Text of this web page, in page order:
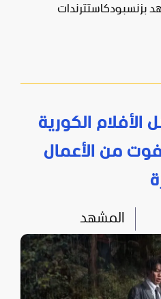
بزنسبودكاستترندات
الأفلام الكورية
تفوت من الأعمال
المشهد